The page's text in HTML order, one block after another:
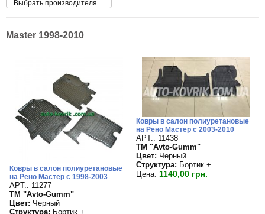
Выбрать производителя
Master 1998-2010
Ковры в салон полиуретановые
на Рено Мастер с 1998-2003
APT.: 11277
TM "Avto-Gumm"
Цвет: Черный
Структура: Бортик +...
Ковры в салон полиуретановые
на Рено Мастер с 2003-2010
APT.: 11438
TM "Avto-Gumm"
Цвет: Черный
Структура: Бортик +...
Цена: 1140,00 грн.